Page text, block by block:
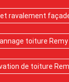
ravalement
toiture Remy
de toiture